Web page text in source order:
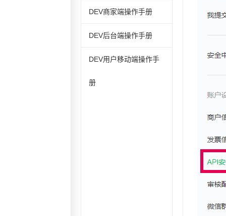
DEV商家端操作手册
DEV后台端操作手册
DEV用户移动端操作手
册